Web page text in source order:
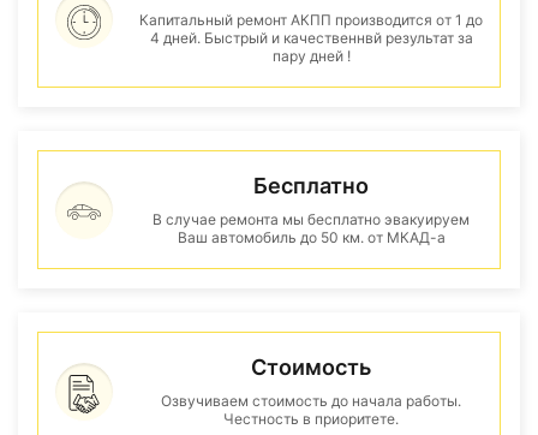
Капитальный ремонт АКПП производится от 1 до
4 дней. Быстрый и качественнвй результат за
пару дней !
Бесплатно
В случае ремонта мы бесплатно эвакуируем
Ваш автомобиль до 50 км. от МКАД-а
Стоимость
Озвучиваем стоимость до начала работы.
Честность в приоритете.